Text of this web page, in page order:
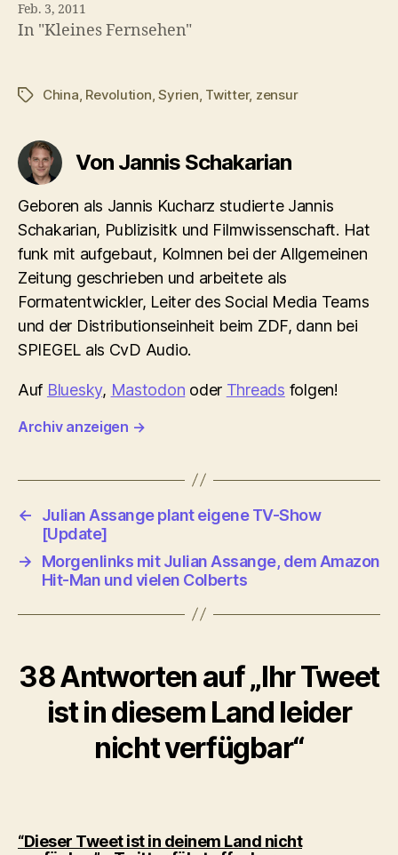
Feb. 3, 2011
In "Kleines Fernsehen"
Schlagwörter
China, Revolution,Syrien, Twitter, zensur
Von Jannis Schakarian
Geboren als Jannis Kucharz studierte Jannis
Schakarian, Publizisitk und Filmwissenschaft. Hat
funk mit aufgebaut, Kolmnen bei der Allgemeinen
Zeitung geschrieben und arbeitete als
Formatentwickler, Leiter des Social Media Teams
und der Distributionseinheit beim ZDF, dann bei
SPIEGEL als CvD Audio.
Auf Bluesky, Mastodon oder Threads folgen!
Archiv anzeigen →
←
Julian Assange plant eigene TV-Show
[Update]
→
Morgenlinks mit Julian Assange, dem Amazon
Hit-Man und vielen Colberts
38 Antworten auf „Ihr Tweet
ist in diesem Land leider
nicht verfügbar“
“Dieser Tweet ist in deinem Land nicht